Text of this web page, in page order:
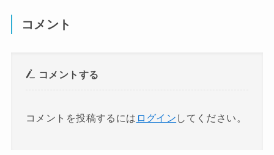
コメント
コメントする
コメントを投稿するには ログイン してください。